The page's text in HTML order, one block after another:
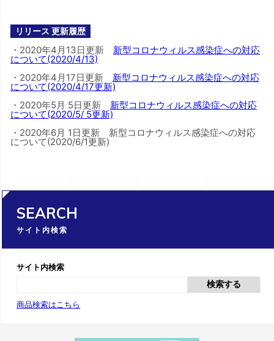
SEARCH
サイト内検索
サイト内検索
検索する
商品検索はこちら
リリース 更新履歴
・2020年4月13日更新 新型コロナウィルス感染症への対応
について(2020/4/13)
・2020年4月17日更新 新型コロナウィルス感染症への対応
について(2020/4/17更新)
・2020年5月 5日更新 新型コロナウィルス感染症への対応
について(2020/5/ 5更新)
・2020年6月 1日更新 新型コロナウィルス感染症への対応
について(2020/6/1更新)